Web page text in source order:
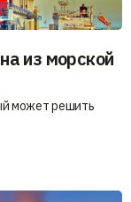
из морской
может решить